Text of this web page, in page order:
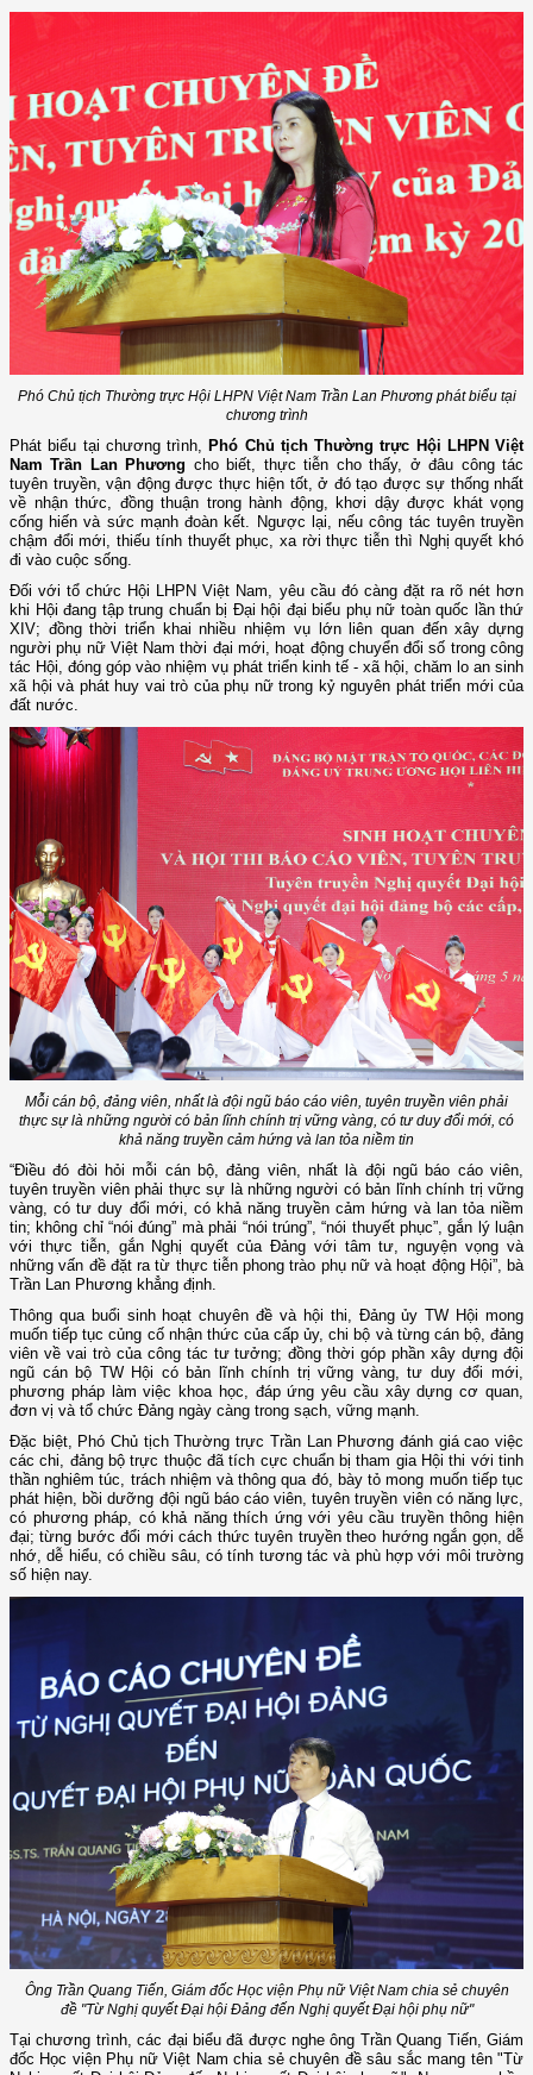
Phó Chủ tịch Thường trực Hội LHPN Việt Nam Trần Lan Phương phát biểu tại
chương trình
Phát biểu tại chương trình, Phó Chủ tịch Thường trực Hội LHPN Việt
Nam Trần Lan Phương cho biết, thực tiễn cho thấy, ở đâu công tác
tuyên truyền, vận động được thực hiện tốt, ở đó tạo được sự thống nhất
về nhận thức, đồng thuận trong hành động, khơi dậy được khát vọng
cống hiến và sức mạnh đoàn kết. Ngược lại, nếu công tác tuyên truyền
chậm đổi mới, thiếu tính thuyết phục, xa rời thực tiễn thì Nghị quyết khó
đi vào cuộc sống.
Đối với tổ chức Hội LHPN Việt Nam, yêu cầu đó càng đặt ra rõ nét hơn
khi Hội đang tập trung chuẩn bị Đại hội đại biểu phụ nữ toàn quốc lần thứ
XIV; đồng thời triển khai nhiều nhiệm vụ lớn liên quan đến xây dựng
người phụ nữ Việt Nam thời đại mới, hoạt động chuyển đổi số trong công
tác Hội, đóng góp vào nhiệm vụ phát triển kinh tế - xã hội, chăm lo an sinh
xã hội và phát huy vai trò của phụ nữ trong kỷ nguyên phát triển mới của
đất nước.
Mỗi cán bộ, đảng viên, nhất là đội ngũ báo cáo viên, tuyên truyền viên phải
thực sự là những người có bản lĩnh chính trị vững vàng, có tư duy đổi mới, có
khả năng truyền cảm hứng và lan tỏa niềm tin
“Điều đó đòi hỏi mỗi cán bộ, đảng viên, nhất là đội ngũ báo cáo viên,
tuyên truyền viên phải thực sự là những người có bản lĩnh chính trị vững
vàng, có tư duy đổi mới, có khả năng truyền cảm hứng và lan tỏa niềm
tin; không chỉ “nói đúng” mà phải “nói trúng”, “nói thuyết phục”, gắn lý luận
với thực tiễn, gắn Nghị quyết của Đảng với tâm tư, nguyện vọng và
những vấn đề đặt ra từ thực tiễn phong trào phụ nữ và hoạt động Hội”, bà
Trần Lan Phương khẳng định.
Thông qua buổi sinh hoạt chuyên đề và hội thi, Đảng ủy TW Hội mong
muốn tiếp tục củng cố nhận thức của cấp ủy, chi bộ và từng cán bộ, đảng
viên về vai trò của công tác tư tưởng; đồng thời góp phần xây dựng đội
ngũ cán bộ TW Hội có bản lĩnh chính trị vững vàng, tư duy đổi mới,
phương pháp làm việc khoa học, đáp ứng yêu cầu xây dựng cơ quan,
đơn vị và tổ chức Đảng ngày càng trong sạch, vững mạnh.
Đặc biệt, Phó Chủ tịch Thường trực Trần Lan Phương đánh giá cao việc
các chi, đảng bộ trực thuộc đã tích cực chuẩn bị tham gia Hội thi với tinh
thần nghiêm túc, trách nhiệm và thông qua đó, bày tỏ mong muốn tiếp tục
phát hiện, bồi dưỡng đội ngũ báo cáo viên, tuyên truyền viên có năng lực,
có phương pháp, có khả năng thích ứng với yêu cầu truyền thông hiện
đại; từng bước đổi mới cách thức tuyên truyền theo hướng ngắn gọn, dễ
nhớ, dễ hiểu, có chiều sâu, có tính tương tác và phù hợp với môi trường
số hiện nay.
Ông Trần Quang Tiến, Giám đốc Học viện Phụ nữ Việt Nam chia sẻ chuyên
đề "Từ Nghị quyết Đại hội Đảng đến Nghị quyết Đại hội phụ nữ"
Tại chương trình, các đại biểu đã được nghe ông Trần Quang Tiến, Giám
đốc Học viện Phụ nữ Việt Nam chia sẻ chuyên đề sâu sắc mang tên "Từ